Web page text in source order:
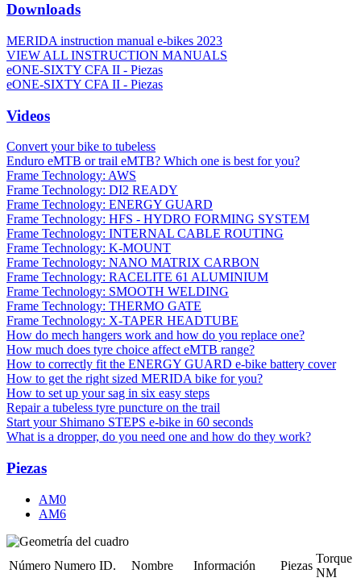
Downloads
MERIDA instruction manual e-bikes 2023
VIEW ALL INSTRUCTION MANUALS
eONE-SIXTY CFA II - Piezas
eONE-SIXTY CFA II - Piezas
Videos
Convert your bike to tubeless
Enduro eMTB or trail eMTB? Which one is best for you?
Frame Technology: AWS
Frame Technology: DI2 READY
Frame Technology: ENERGY GUARD
Frame Technology: HFS - HYDRO FORMING SYSTEM
Frame Technology: INTERNAL CABLE ROUTING
Frame Technology: K-MOUNT
Frame Technology: NANO MATRIX CARBON
Frame Technology: RACELITE 61 ALUMINIUM
Frame Technology: SMOOTH WELDING
Frame Technology: THERMO GATE
Frame Technology: X-TAPER HEADTUBE
How do mech hangers work and how do you replace one?
How much does tyre choice affect eMTB range?
How to correctly fit the ENERGY GUARD e-bike battery cover
How to get the right sized MERIDA bike for you?
How to set up your sag in six easy steps
Repair a tubeless tyre puncture on the trail
Start your Shimano STEPS e-bike in 60 seconds
What is a dropper, do you need one and how do they work?
Piezas
AM0
AM6
Número Numero ID. Nombre Información Piezas
Torque
NM